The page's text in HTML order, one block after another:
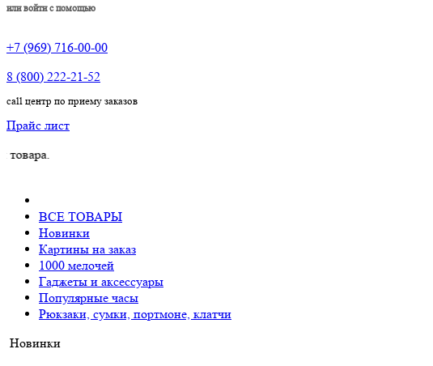
или войти с помощью
+7 (969) 716-00-00
8 (800) 222-21-52
call центр по приему заказов
Прайс лист
ВСЕ ТОВАРЫ
Новинки
Картины на заказ
1000 мелочей
Гаджеты и аксессуары
Популярные часы
Рюкзаки, сумки, портмоне, клатчи
Новинки